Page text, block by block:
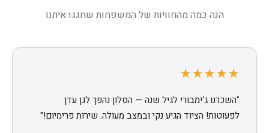
הנה כמה מהחוויות של המשפחות שחגגו איתנו
★★★★★
"השכרנו ג'ימבורי לגיל שנה — הסלון נהפך לגן עדן
לפעוטות! הציוד הגיע נקי ובמצב מעולה. שירות פרימיום!"